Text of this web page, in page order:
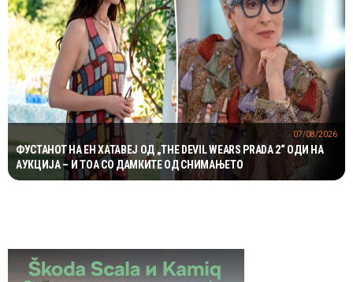
ФУСТАНОТ НА ЕН ХАТАВЕЈ ОД „THE DEVIL WEARS PRADA 2“ ОДИ НА
АУКЦИЈА – И ТОА СО ДАМКИТЕ ОД СНИМАЊЕТО
07/08/2026